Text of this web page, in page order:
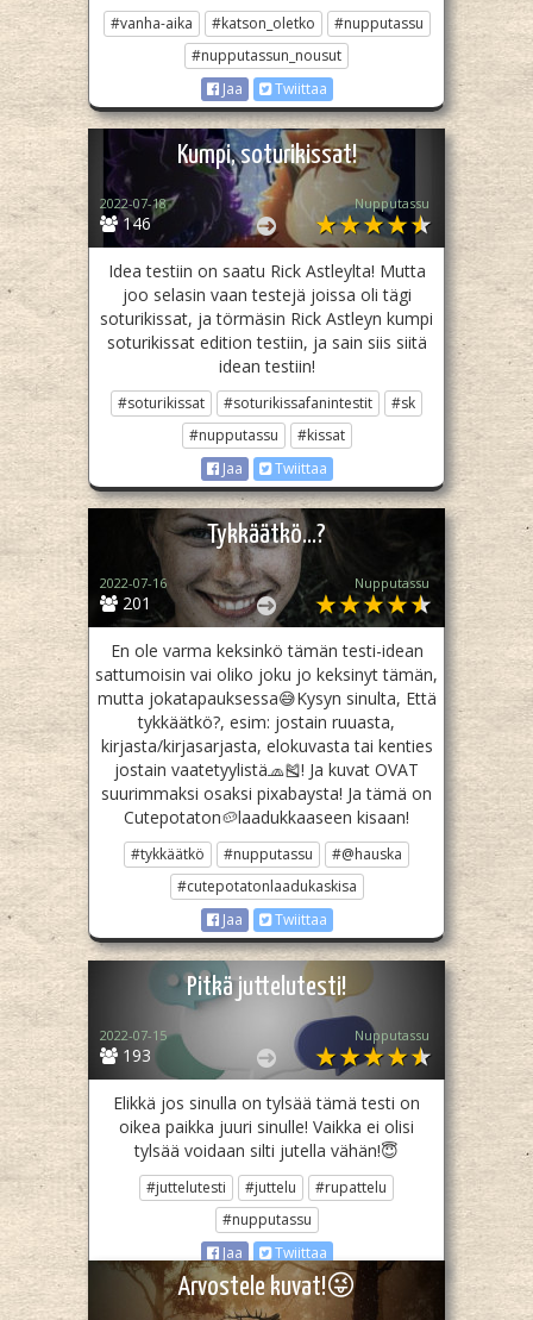
#vanha-aika #katson_oletko
#nupputassu
#nupputassun_nousut
Jaa
Twiittaa
Kumpi, soturikissat!
146
2022-07-18 Nupputassu
Idea testiin on saatu Rick Astleylta! Mutta
joo selasin vaan testejä joissa oli tägi
soturikissat, ja törmäsin Rick Astleyn kumpi
soturikissat edition testiin, ja sain siis siitä
idean testiin!
#soturikissat #soturikissafanintestit
#sk
#nupputassu
#kissat
Jaa
Twiittaa
Tykkäätkö…?
201
2022-07-16 Nupputassu
En ole varma keksinkö tämän testi-idean
sattumoisin vai oliko joku jo keksinyt tämän,
mutta jokatapauksessa😅Kysyn sinulta, Että
tykkäätkö?, esim: jostain ruuasta,
kirjasta/kirjasarjasta, elokuvasta tai kenties
jostain vaatetyylistä🧢🎽! Ja kuvat OVAT
suurimmaksi osaksi pixabaysta! Ja tämä on
Cutepotaton🥔laadukkaaseen kisaan!
#tykkäätkö #nupputassu
#@hauska
#cutepotatonlaadukaskisa
Jaa
Twiittaa
Pitkä juttelutesti!
193
2022-07-15 Nupputassu
Elikkä jos sinulla on tylsää tämä testi on
oikea paikka juuri sinulle! Vaikka ei olisi
tylsää voidaan silti jutella vähän!😇
#juttelutesti #juttelu
#rupattelu
#nupputassu
Jaa
Twiittaa
Arvostele kuvat!😜